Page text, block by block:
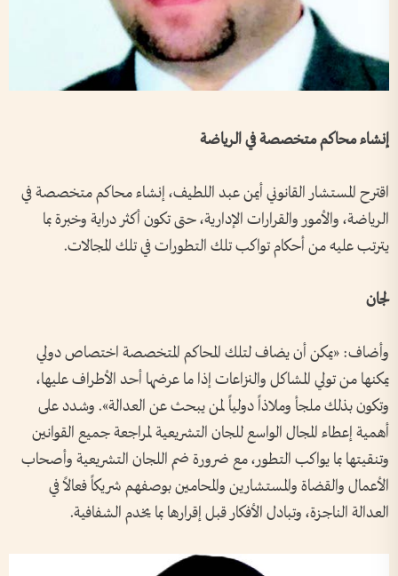
إنشاء محاكم متخصصة في الرياضة
اقترح المستشار القانوني أيمن عبد اللطيف، إنشاء محاكم متخصصة في
الرياضة، والأمور والقرارات الإدارية، حتى تكون أكثر دراية وخبرة بما
يترتب عليه من أحكام تواكب تلك التطورات في تلك المجالات.
لجان
وأضاف: «يمكن أن يضاف لتلك المحاكم المتخصصة اختصاص دولي
يمكنها من تولي المشاكل والنزاعات إذا ما عرضها أحد الأطراف عليها،
وتكون بذلك ملجأ وملاذاً دولياً لمن يبحث عن العدالة». وشدد على
أهمية إعطاء المجال الواسع للجان التشريعية لمراجعة جميع القوانين
وتنقيتها بما يواكب التطور، مع ضرورة ضم اللجان التشريعية وأصحاب
الأعمال والقضاة والمستشارين والمحامين بوصفهم شريكاً فعالاً في
العدالة الناجزة، وتبادل الأفكار قبل إقرارها بما يخدم الشفافية.